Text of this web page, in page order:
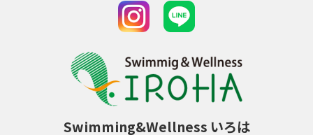
2026-03-25 10:27
3月5週目休館日のお知らせ
2026-03-16 07:39
予定表アップ（3・4・5月）
2026-02-21 13:56
IROHA CUP タイムテーブル
Swimming&Wellness いろは